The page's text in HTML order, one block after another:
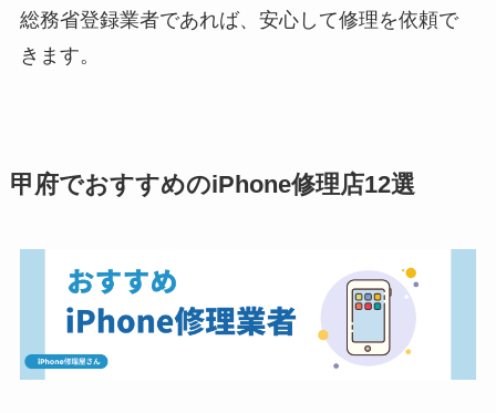
総務省登録業者であれば、安心して修理を依頼で
きます。
甲府でおすすめのiPhone修理店12選